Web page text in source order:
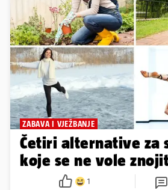
ZABAVA I VJEŽBANJE
Četiri alternative za
koje se ne vole
1